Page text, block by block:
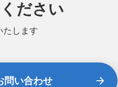
ださい
たします
問い合わせ